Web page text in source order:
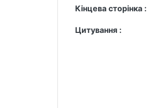
Кінцева сторінка :
Цитування :